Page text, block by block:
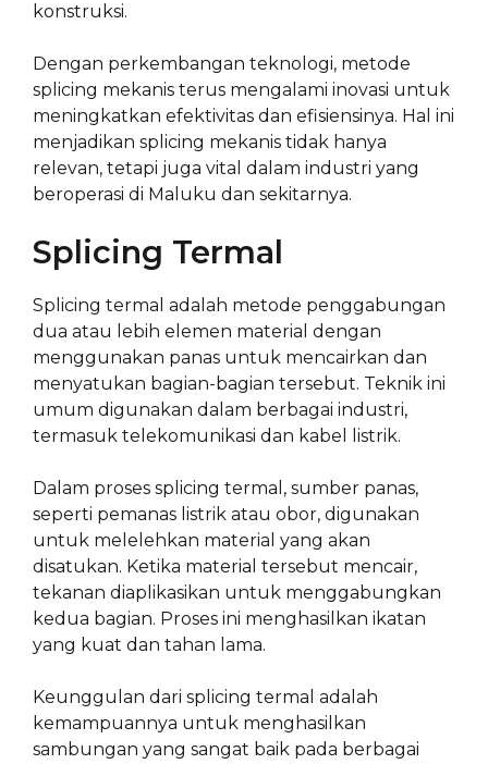
konstruksi.
Dengan perkembangan teknologi, metode
splicing mekanis terus mengalami inovasi untuk
meningkatkan efektivitas dan efisiensinya. Hal ini
menjadikan splicing mekanis tidak hanya
relevan, tetapi juga vital dalam industri yang
beroperasi di Maluku dan sekitarnya.
Splicing Termal
Splicing termal adalah metode penggabungan
dua atau lebih elemen material dengan
menggunakan panas untuk mencairkan dan
menyatukan bagian-bagian tersebut. Teknik ini
umum digunakan dalam berbagai industri,
termasuk telekomunikasi dan kabel listrik.
Dalam proses splicing termal, sumber panas,
seperti pemanas listrik atau obor, digunakan
untuk melelehkan material yang akan
disatukan. Ketika material tersebut mencair,
tekanan diaplikasikan untuk menggabungkan
kedua bagian. Proses ini menghasilkan ikatan
yang kuat dan tahan lama.
Keunggulan dari splicing termal adalah
kemampuannya untuk menghasilkan
sambungan yang sangat baik pada berbagai